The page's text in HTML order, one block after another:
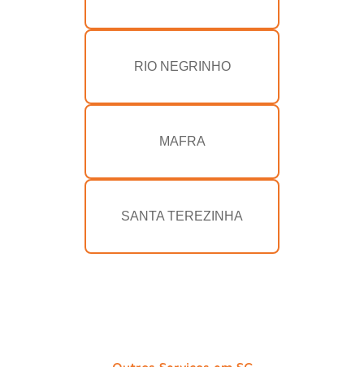
RIO NEGRINHO
MAFRA
SANTA TEREZINHA